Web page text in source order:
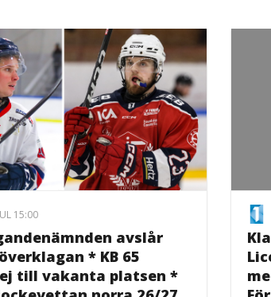
15:00
avslår
* KB 65
till vakanta platsen *